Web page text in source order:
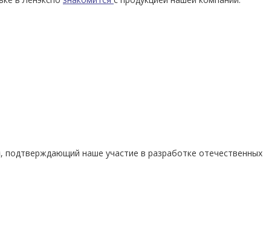
наше участие в разработке отечественных